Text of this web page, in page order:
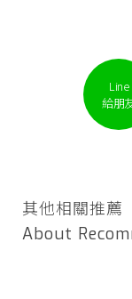
Line
給朋
其他相關推薦
About